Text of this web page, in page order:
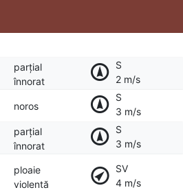
parțial
înnorat
S
2 m/s
noros
S
3 m/s
parțial
înnorat
S
3 m/s
ploaie
violentă
SV
4 m/s